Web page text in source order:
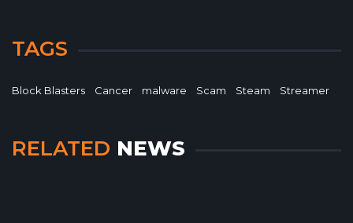
TAGS
Block Blasters Cancer malware Scam Steam Streamer
RELATED NEWS